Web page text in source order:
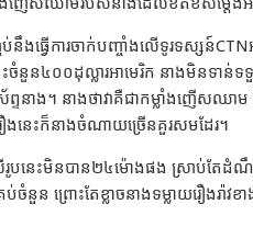
ប់នឹងធ្វើការចាក់បញ្ចាំងលើទូរទស្សន៍
េះចំនួន៤០០ដុល្លារអាមេរិក នាងមិនទា
ព្ទនាង។ នាងថាវាគឺជាកម្លាំងញើសឈ
ងនេះក៏នាងចំណាយច្រើនគួរសមដែរ។
រីរូបនេះមិនបាន២៤ម៉ោងផង ស្រាប់តែ
ន ព្រោះតែខ្លាចនាងទម្លាយរឿងរ៉ាវ